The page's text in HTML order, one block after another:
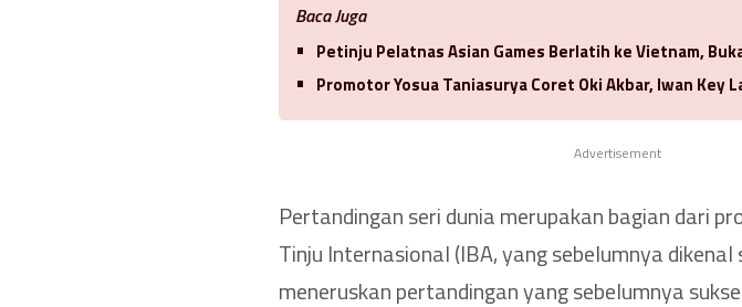
Baca Juga
Petinju Pelatnas Asian Games Berlatih ke Vietnam,
Promotor Yosua Taniasurya Coret Oki Akbar, Iwan Key
Advertisement
Pertandingan seri dunia merupakan bagian dari
Tinju Internasional (IBA, yang sebelumnya dikenal
meneruskan pertandingan yang sebelumnya